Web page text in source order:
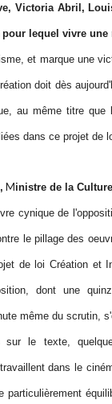
Victoria Abril,
lequel vivre
et marque une
doit dès
au même titre
dans ce projet de
Ministre de la
cynique de
le pillage des
de loi Création et
dont une
même du scrutin,
sur le texte,
dans le
particulièrement